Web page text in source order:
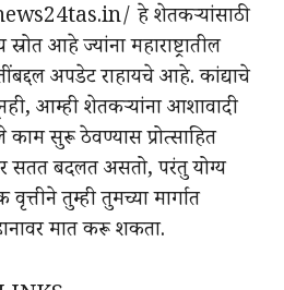
हे शेतकर्‍यांसाठी
आहे ज्यांना महाराष्ट्रातील
अपडेट राहायचे आहे. कांद्याचे
आम्ही शेतकर्‍यांना आशावादी
सुरू ठेवण्यास प्रोत्साहित
सतत बदलत असतो, परंतु योग्य
तुम्ही तुमच्या मार्गात
मात करू शकता.